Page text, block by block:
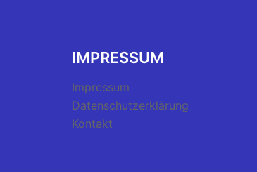
IMPRESSUM
Impressum
Datenschutzerklärung
Kontakt